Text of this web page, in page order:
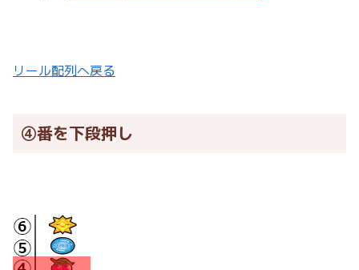
リール配列へ戻る
④番を下段押し